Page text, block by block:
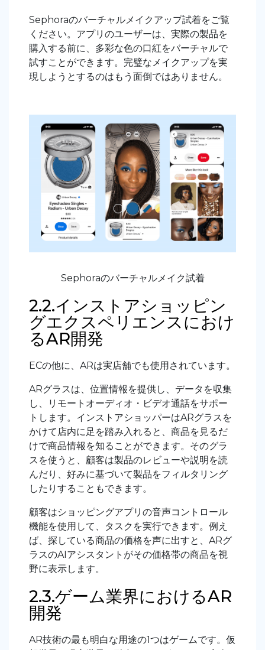
Sephoraのバーチャルメイクアップ試着をご覧
ください。アプリのユーザーは、実際の製品を
購入する前に、多彩な色の口紅をバーチャルで
試すことができます。完璧なメイクアップを実
現しようとするのはもう面倒ではありません。
Sephoraのバーチャルメイク試着
2.2.インストアショッピン
グエクスペリエンスにおけ
るAR開発
ECの他に、ARは実店舗でも使用されています。
ARグラスは、位置情報を提供し、データを収集
し、リモートオーディオ・ビデオ通話をサポー
トします。インストアショッパーはARグラスを
かけて店内に足を踏み入れると、商品を見るだ
けで商品情報を知ることができます。そのグラ
スを使うと、顧客は製品のレビューや説明を読
んだり、好みに基づいて製品をフィルタリング
したりすることもできます。
顧客はショッピングアプリの音声コントロール
機能を使用して、タスクを実行できます。例え
ば、探している商品の価格を声に出すと、ARグ
ラスのAIアシスタントがその価格帯の商品を視
野に表示します。
2.3.ゲーム業界におけるAR
開発
AR技術の最も明白な用途の1つはゲームです。仮